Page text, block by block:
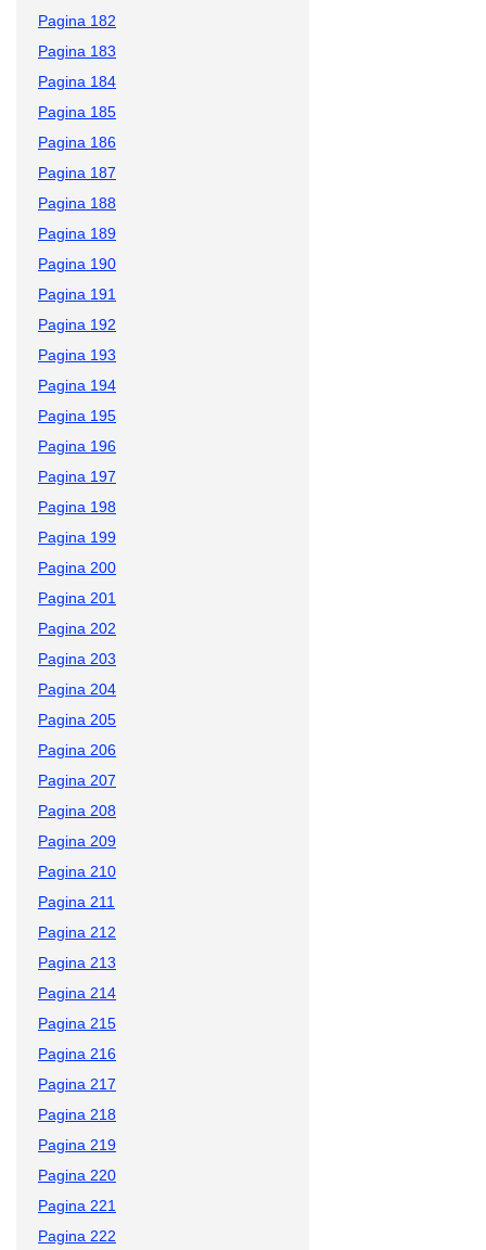
Pagina 182
Pagina 183
Pagina 184
Pagina 185
Pagina 186
Pagina 187
Pagina 188
Pagina 189
Pagina 190
Pagina 191
Pagina 192
Pagina 193
Pagina 194
Pagina 195
Pagina 196
Pagina 197
Pagina 198
Pagina 199
Pagina 200
Pagina 201
Pagina 202
Pagina 203
Pagina 204
Pagina 205
Pagina 206
Pagina 207
Pagina 208
Pagina 209
Pagina 210
Pagina 211
Pagina 212
Pagina 213
Pagina 214
Pagina 215
Pagina 216
Pagina 217
Pagina 218
Pagina 219
Pagina 220
Pagina 221
Pagina 222